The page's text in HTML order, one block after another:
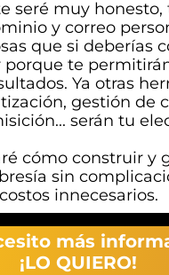
seré muy honesto,
y correo
que si deberías
porque te
Ya otras
gestión de
serán tu
cómo construir y
sin
costos innecesarios.
más
¡LO QUIERO!